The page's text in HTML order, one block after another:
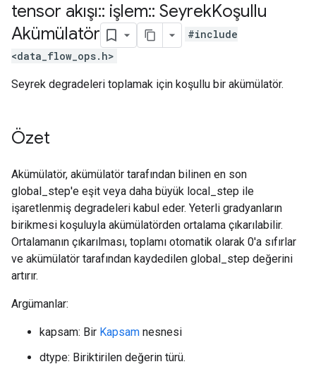
tensor akışı:: işlem:: SeyrekKoşullu
Akümülatör
#include
<data_flow_ops.h>
Seyrek degradeleri toplamak için koşullu bir akümülatör.
Özet
Akümülatör, akümülatör tarafından bilinen en son
global_step'e eşit veya daha büyük local_step ile
işaretlenmiş degradeleri kabul eder. Yeterli gradyanların
birikmesi koşuluyla akümülatörden ortalama çıkarılabilir.
Ortalamanın çıkarılması, toplamı otomatik olarak 0'a sıfırlar
ve akümülatör tarafından kaydedilen global_step değerini
artırır.
Argümanlar:
kapsam: Bir Kapsam nesnesi
dtype: Biriktirilen değerin türü.